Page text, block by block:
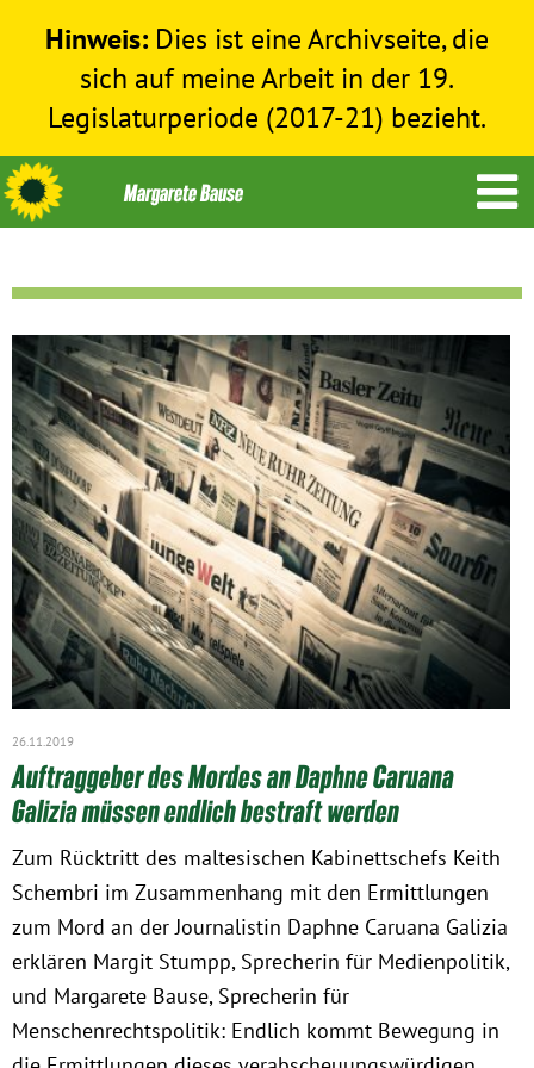
Hinweis: Dies ist eine Archivseite, die
sich auf meine Arbeit in der 19.
Legislaturperiode (2017-21) bezieht.
Themen
Menschenrechte
Humanitäre Hilfe
Bundestag 2017-2021
Obfrau im Ausschuss für Menschenrechte und
humanitäre Hilfe
Mein Abstimmungsverhalten
Ämter, Funktionen und Einkünfte
Besuch in Berlin
Praktikum
Patenschaftsprogramm
Bayern
26.11.2019
Auftraggeber des Mordes an Daphne Caruana
Galizia müssen endlich bestraft werden
Zum Rücktritt des maltesischen Kabinettschefs Keith
Schembri im Zusammenhang mit den Ermittlungen
zum Mord an der Journalistin Daphne Caruana Galizia
erklären Margit Stumpp, Sprecherin für Medienpolitik,
und Margarete Bause, Sprecherin für
Menschenrechtspolitik: Endlich kommt Bewegung in